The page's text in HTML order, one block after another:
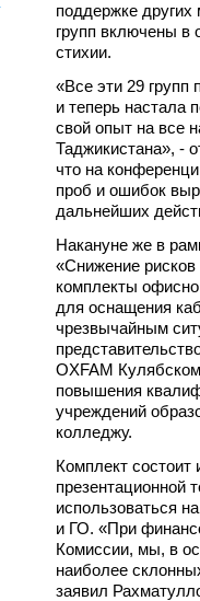
поддержке
групп включены в
стихии.
«Все эти 29 групп
и теперь настала
свой опыт на все
Таджикистана», -
что на
проб и ошибок
дальнейших
Накануне же в
«Снижение
комплекты
для оснащения
чрезвычайным
OXFAM
повышения
учреждений
колледжу.
Комплект состоит
презентационной
использоваться
и ГО. «При
Комиссии, мы, в
наиболее
заявил